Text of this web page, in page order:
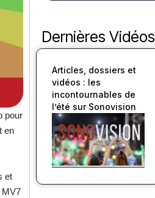
pour
en
et
MV7
Dernières Vidéos
Articles, dossiers et
vidéos : les
incontournables de
l’été sur Sonovision